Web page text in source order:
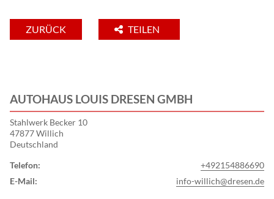
ZURÜCK TEILEN
AUTOHAUS LOUIS DRESEN GMBH
Stahlwerk Becker 10
47877 Willich
Deutschland
Telefon:
+492154886690
E-Mail:
info-willich@dresen.de